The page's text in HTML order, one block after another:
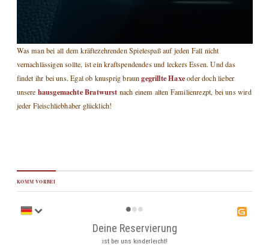
Was man bei all dem kräftezehrenden Spielespaß auf jeden Fall nicht
vernachlässigen sollte, ist ein kraftspendendes und leckers Essen. Und das
findet ihr bei uns. Egal ob knusprig braungegrillte Haxeoder doch lieber
unsere hausgemachte Bratwurst nach einem alten Familienrezpt, bei uns wird
jeder Fleischliebhaber glücklich!
KOMM VORBEI